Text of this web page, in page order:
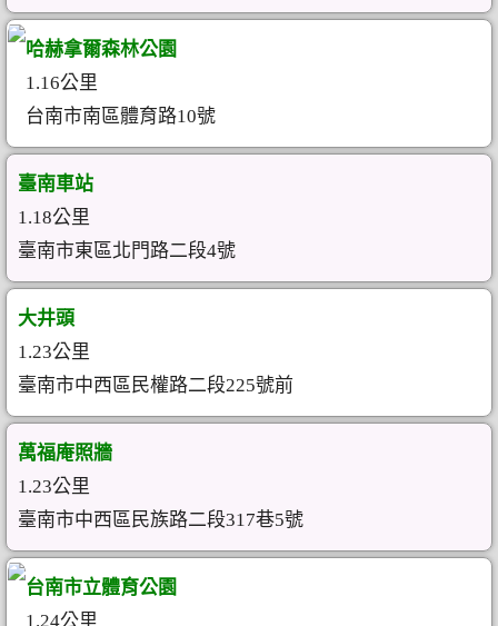
哈赫拿爾森林公園
1.16公里
台南市南區體育路10號
臺南車站
1.18公里
臺南市東區北門路二段4號
大井頭
1.23公里
臺南市中西區民權路二段225號前
萬福庵照牆
1.23公里
臺南市中西區民族路二段317巷5號
台南市立體育公園
1.24公里